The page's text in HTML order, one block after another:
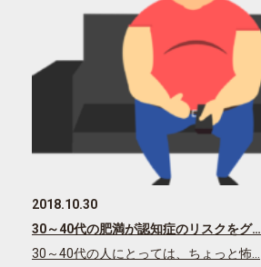
2018.10.30
30～40代の肥満が認知症のリスクをグ…
30～40代の人にとっては、ちょっと怖…